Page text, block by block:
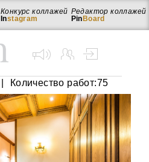
Редактор коллажей
Pin Board
Конкурс коллажей
Instagram
Количество работ:75